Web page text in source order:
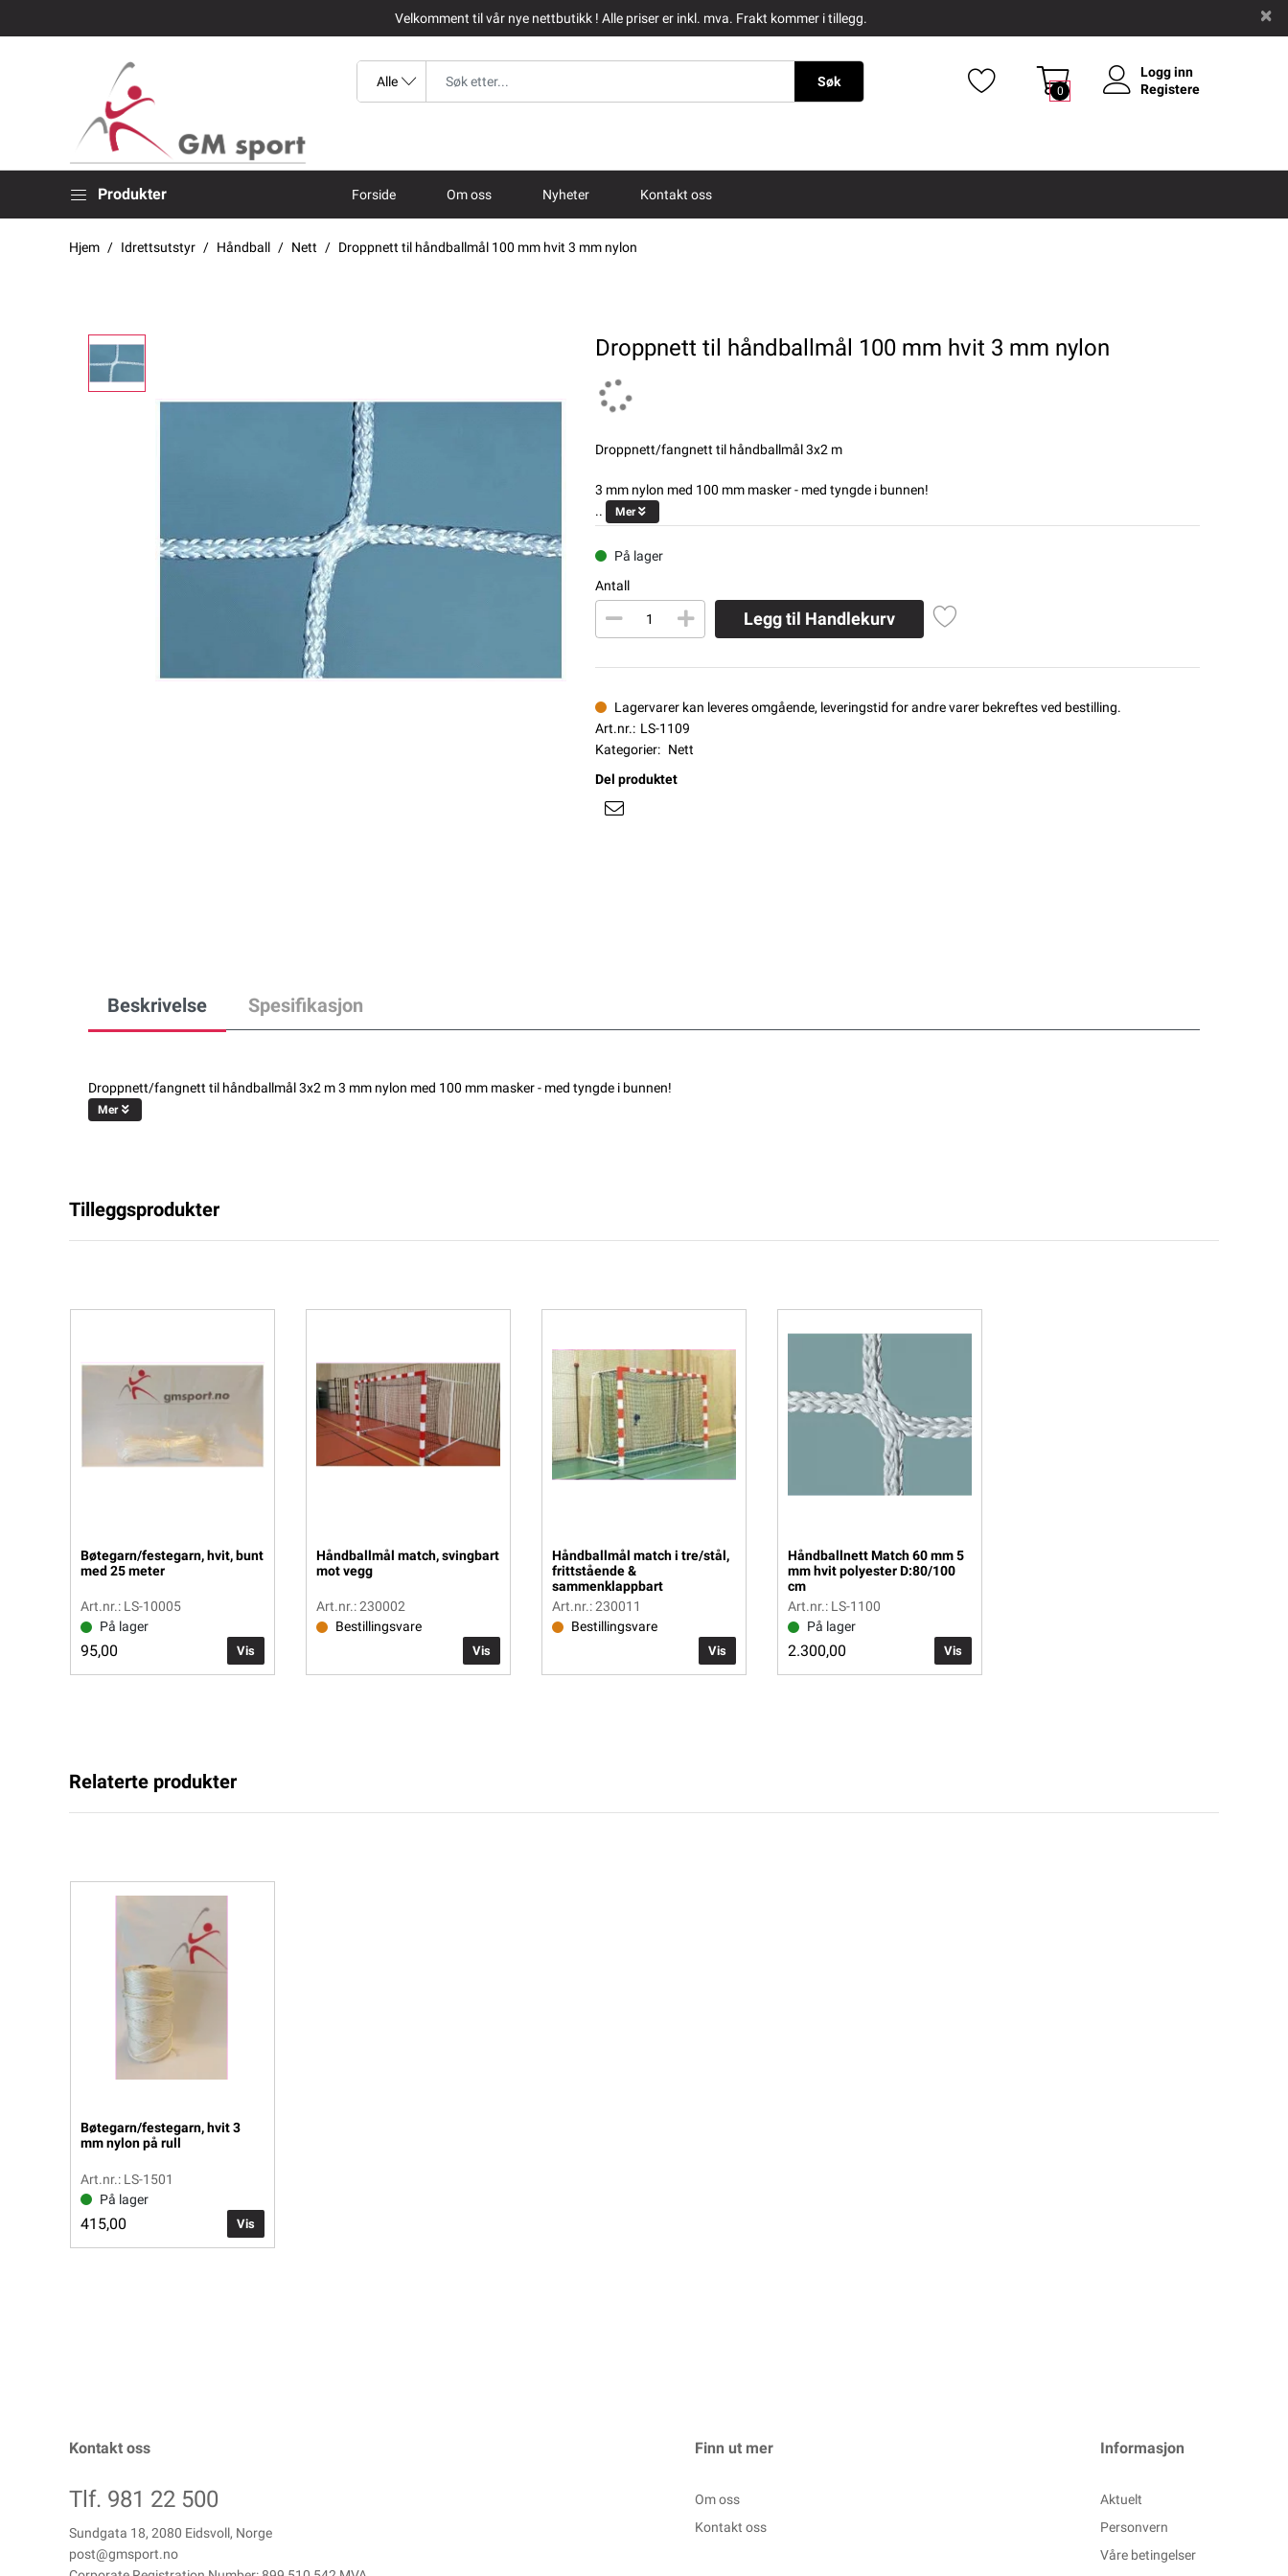
Velkomment til vår nye nettbutikk ! Alle priser er inkl. mva. Frakt kommer i tillegg.
Søk
0
Logg inn
Registere
Produkter Forside Om oss Nyheter Kontakt oss
Hjem Idrettsutstyr Håndball Nett Droppnett til håndballmål 100 mm hvit 3 mm nylon
Droppnett til håndballmål 100 mm hvit 3 mm nylon
Droppnett/fangnett til håndballmål 3x2 m
3 mm nylon med 100 mm masker - med tyngde i bunnen!
..
Mer
På lager
Antall
Legg til Handlekurv
Lagervarer kan leveres omgående, leveringstid for andre varer bekreftes ved bestilling.
Art.nr.: LS-1109
Kategorier: Nett
Del produktet
Beskrivelse Spesifikasjon
Droppnett/fangnett til håndballmål 3x2 m 3 mm nylon med 100 mm masker - med tyngde i bunnen!
Mer
Tilleggsprodukter
Bøtegarn/festegarn, hvit, bunt
med 25 meter
Art.nr.: LS-10005
På lager
95,00 Vis
Håndballmål match, svingbart
mot vegg
Art.nr.: 230002
Bestillingsvare
Vis
Håndballmål match i tre/stål,
frittstående &
sammenklappbart
Art.nr.: 230011
Bestillingsvare
Vis
Håndballnett Match 60 mm 5
mm hvit polyester D:80/100
cm
Art.nr.: LS-1100
På lager
2.300,00 Vis
Relaterte produkter
Bøtegarn/festegarn, hvit 3
mm nylon på rull
Art.nr.: LS-1501
På lager
415,00 Vis
Kontakt oss
Tlf. 981 22 500
Sundgata 18, 2080 Eidsvoll, Norge
post@gmsport.no
Finn ut mer
Om oss
Kontakt oss
Informasjon
Aktuelt
Personvern
Våre betingelser